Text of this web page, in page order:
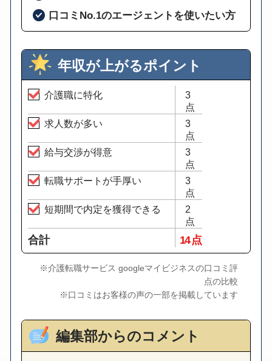
口コミNo.1のエージェントを使いたい方
年収が上がるポイント
介護職に特化
3
点
求人数が多い
3
点
給与交渉が得意
3
点
転職サポートが手厚い
3
点
短期間で内定を獲得できる
2
点
合計 14 点
※介護転職サービス googleマイビジネスの口コミ評
点の比較
※口コミはお客様の声の一部を掲載しています
編集部からのコメント